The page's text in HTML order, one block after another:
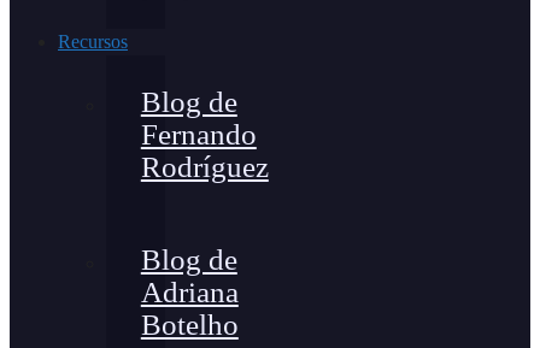
Recursos
Blog de
Fernando
Rodríguez
Blog de
Adriana
Botelho